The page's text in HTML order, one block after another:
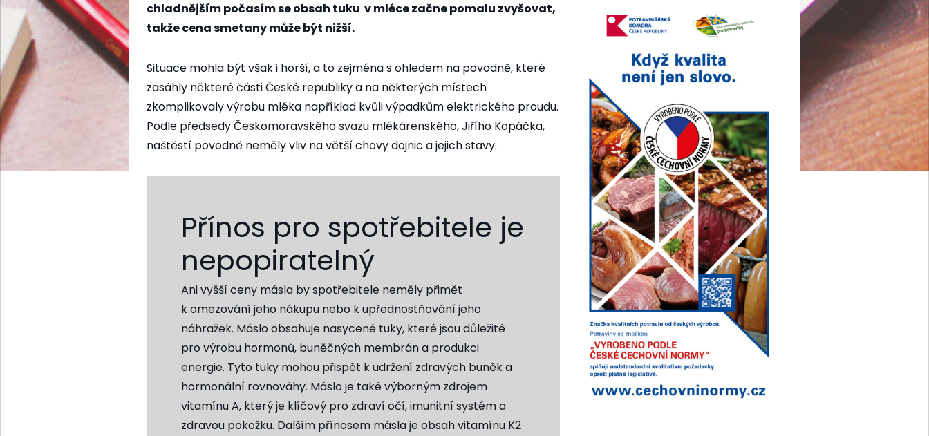
chladnějším počasím se obsah tuku v mléce začne pomalu zvyšovat,
takže cena smetany může být nižší.
Situace mohla být však i horší, a to zejména s ohledem na povodně, které
zasáhly některé části České republiky a na některých místech
zkomplikovaly výrobu mléka například kvůli výpadkům elektrického proudu.
Podle předsedy Českomoravského svazu mlékárenského, Jiřího Kopáčka,
naštěstí povodně neměly vliv na větší chovy dojnic a jejich stavy.
Přínos pro spotřebitele je
nepopiratelný
Ani vyšší ceny másla by spotřebitele neměly přimět
k omezování jeho nákupu nebo k upřednostňování jeho
náhražek. Máslo obsahuje nasycené tuky, které jsou důležité
pro výrobu hormonů, buněčných membrán a produkci
energie. Tyto tuky mohou přispět k udržení zdravých buněk a
hormonální rovnováhy. Máslo je také výborným zdrojem
vitamínu A, který je klíčový pro zdraví očí, imunitní systém a
zdravou pokožku. Dalším přínosem másla je obsah vitamínu K2